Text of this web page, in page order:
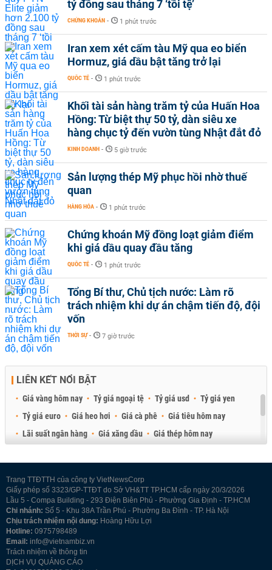
tỷ đồng sau tháng 7 ‘tồi tệ’
CHỨNG KHOÁN - 1 phút trước
Iran xem xét cấm tàu Mỹ qua eo biển
Hormuz, giá dầu bật tăng trở lại
QUỐC TẾ - 1 phút trước
Khối tài sản hàng trăm tỷ của Huấn Hoa
Hồng: Từ biệt thự 50 tỷ, dàn siêu xe
hàng chục tỷ đến vườn tùng Nhật đắt đỏ
KINH DOANH - 5 giờ trước
Sản lượng thép Mỹ phục hồi nhờ thuế
quan
HÀNG HÓA - 1 phút trước
Chứng khoán Mỹ đồng loạt giảm điểm
khi giá dầu quay đầu tăng
QUỐC TẾ - 1 phút trước
Tổng Bí thư, Chủ tịch nước: Làm rõ
trách nhiệm khi dự án chậm tiến độ, đội
vốn
THỜI SỰ - 7 giờ trước
LIÊN KẾT NỔI BẬT
Giá vàng hôm nay Tỷ giá ngoại tệ Tỷ giá usd
Tỷ giá yen
Tỷ giá euro
Giá heo hơi Giá cà phê
Giá tiêu hôm nay
Lãi suất ngân hàng
Giá xăng dầu
Giá thép hôm nay
Trang TTĐTTH của công ty VietNewsCorp
Giấy phép số 3323/GP-TTĐT do Sở VH&TT TP.HCM cấp ngày 20/3/2026
Lầu 5 - Compa Building - 293 Điện Biên Phủ - Phường Gia Định - TP.HCM
Chi nhánh: Số 5 - Khu 38A Trần Phú - Phường Ba Đình - TP. Hà Nội
Chịu trách nhiệm nội dung: Hoàng Hữu Lợi
Hotline: 0975798489
Email: info@vietnambiz.vn
Trách nhiệm về thông tin
DỊCH VỤ QUẢNG CÁO